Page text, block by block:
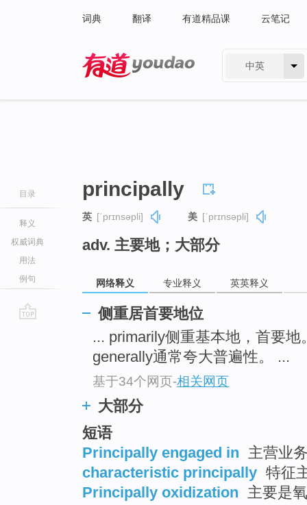
词典 翻译 有道精品课 云笔记
中英
目录
释义
权威词典
用法
例句
principally
英 [ˈprɪnsəpli] 美 [ˈprɪnsəpli]
adv. 主要地；大部分
网络释义 专业释义 英英释义
侧重居首要地位
... primarily侧重基本地，首要
generally通常夸大普遍性。 ...
基于34个网页-相关网页
大部分
短语
Principally engaged in 主营业
characteristic principally 特征
Principally oxidization 主要是